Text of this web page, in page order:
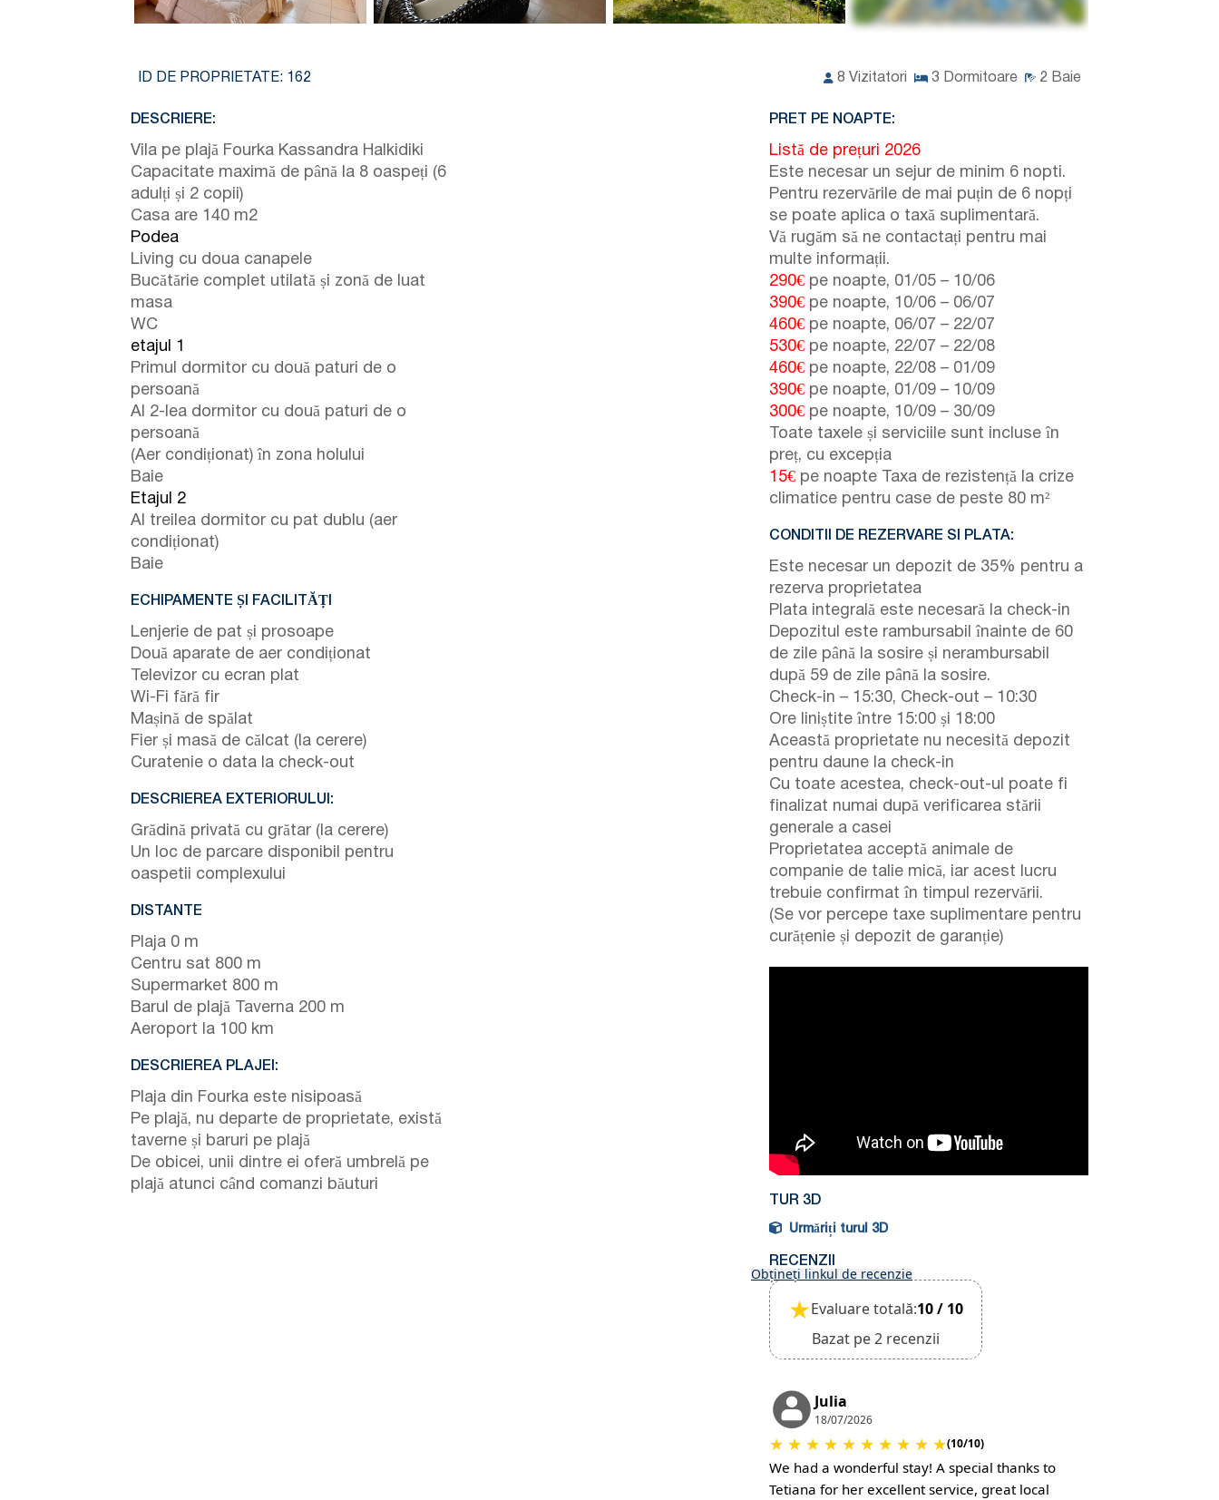
ID DE PROPRIETATE: 162 8 Vizitatori 3 Dormitoare 2 Baie
DESCRIERE:
Vila pe plajă Fourka Kassandra Halkidiki
Capacitate maximă de până la 8 oaspeți (6
adulți și 2 copii)
Casa are 140 m2
Podea
Living cu doua canapele
Bucătărie complet utilată și zonă de luat
masa
WC
etajul 1
Primul dormitor cu două paturi de o
persoană
Al 2-lea dormitor cu două paturi de o
persoană
(Aer condiționat) în zona holului
Baie
Etajul 2
Al treilea dormitor cu pat dublu (aer
condiționat)
Baie
ECHIPAMENTE ȘI FACILITĂȚI
Lenjerie de pat și prosoape
Două aparate de aer condiționat
Televizor cu ecran plat
Wi-Fi fără fir
Mașină de spălat
Fier și masă de călcat (la cerere)
Curatenie o data la check-out
DESCRIEREA EXTERIORULUI:
Grădină privată cu grătar (la cerere)
Un loc de parcare disponibil pentru
oaspetii complexului
DISTANTE
Plaja 0 m
Centru sat 800 m
Supermarket 800 m
Barul de plajă Taverna 200 m
Aeroport la 100 km
DESCRIEREA PLAJEI:
Plaja din Fourka este nisipoasă
Pe plajă, nu departe de proprietate, există
taverne și baruri pe plajă
De obicei, unii dintre ei oferă umbrelă pe
plajă atunci când comanzi băuturi
PRET PE NOAPTE:
Listă de prețuri 2026
Este necesar un sejur de minim 6 nopti.
Pentru rezervările de mai puțin de 6 nopți
se poate aplica o taxă suplimentară.
Vă rugăm să ne contactați pentru mai
multe informații.
290€ pe noapte, 01/05 – 10/06
390€ pe noapte, 10/06 – 06/07
460€ pe noapte, 06/07 – 22/07
530€ pe noapte, 22/07 – 22/08
460€ pe noapte, 22/08 – 01/09
390€ pe noapte, 01/09 – 10/09
300€ pe noapte, 10/09 – 30/09
Toate taxele și serviciile sunt incluse în
preț, cu excepția
15€ pe noapte Taxa de rezistență la crize
climatice pentru case de peste 80 m²
CONDITII DE REZERVARE SI PLATA:
Este necesar un depozit de 35% pentru a
rezerva proprietatea
Plata integrală este necesară la check-in
Depozitul este rambursabil înainte de 60
de zile până la sosire și nerambursabil
după 59 de zile până la sosire.
Check-in – 15:30, Check-out – 10:30
Ore liniștite între 15:00 și 18:00
Această proprietate nu necesită depozit
pentru daune la check-in
Cu toate acestea, check-out-ul poate fi
finalizat numai după verificarea stării
generale a casei
Proprietatea acceptă animale de
companie de talie mică, iar acest lucru
trebuie confirmat în timpul rezervării.
(Se vor percepe taxe suplimentare pentru
curățenie și depozit de garanție)
TUR 3D
Urmăriți turul 3D
RECENZII
Obțineți linkul de recenzie
★Evaluare totală:10 / 10
Bazat pe 2 recenzii
Julia
18/07/2026
★ ★ ★ ★ ★ ★ ★ ★ ★ ★(10/10)
We had a wonderful stay! A special thanks to
Tetiana for her excellent service, great local